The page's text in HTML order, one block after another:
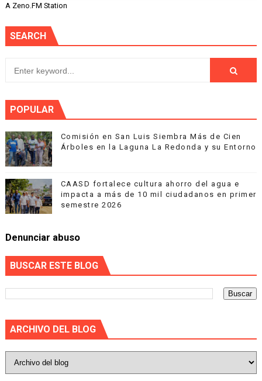
A Zeno.FM Station
SEARCH
POPULAR
Comisión en San Luis Siembra Más de Cien
Árboles en la Laguna La Redonda y su Entorno
CAASD fortalece cultura ahorro del agua e
impacta a más de 10 mil ciudadanos en primer
semestre 2026
Denunciar abuso
BUSCAR ESTE BLOG
ARCHIVO DEL BLOG